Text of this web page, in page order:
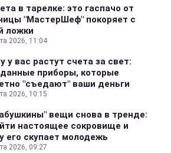
в тарелке: это гаспачо от
"МастерШеф" покоряет с
ложки
2026, 11:04
у вас растут счета за свет:
приборы, которые
"съедают" ваши деньги
2026, 10:15
вещи снова в тренде:
настоящее сокровище и
его скупает молодежь
2026, 09:27